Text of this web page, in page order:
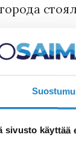
sivusto käyttää
от
дубиной,
землю –